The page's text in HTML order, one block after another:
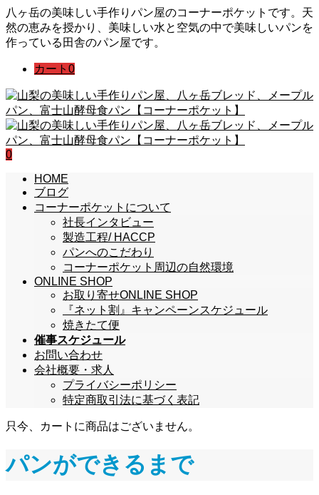
八ヶ岳の美味しい手作りパン屋のコーナーポケットです。天
然の恵みを授かり、美味しい水と空気の中で美味しいパンを
作っている田舎のパン屋です。
カート 0
0
HOME
ブログ
コーナーポケットについて
社長インタビュー
製造工程/ HACCP
パンへのこだわり
コーナーポケット周辺の自然環境
ONLINE SHOP
お取り寄せONLINE SHOP
『ネット割』キャンペーンスケジュール
焼きたて便
催事スケジュール
お問い合わせ
会社概要・求人
プライバシーポリシー
特定商取引法に基づく表記
只今、カートに商品はございません。
パンができるまで